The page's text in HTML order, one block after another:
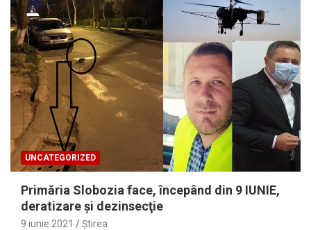
UNCATEGORIZED
Primăria Slobozia face, începând din 9 IUNIE,
deratizare şi dezinsecţie
9 iunie 2021 Ştirea